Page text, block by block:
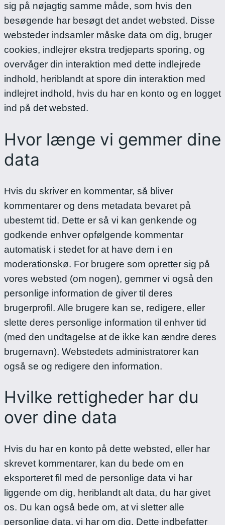
sig på nøjagtig samme måde, som hvis den
besøgende har besøgt det andet websted. Disse
websteder indsamler måske data om dig, bruger
cookies, indlejrer ekstra tredjeparts sporing, og
overvåger din interaktion med dette indlejrede
indhold, heriblandt at spore din interaktion med
indlejret indhold, hvis du har en konto og en logget
ind på det websted.
Hvor længe vi gemmer dine
data
Hvis du skriver en kommentar, så bliver
kommentarer og dens metadata bevaret på
ubestemt tid. Dette er så vi kan genkende og
godkende enhver opfølgende kommentar
automatisk i stedet for at have dem i en
moderationskø. For brugere som opretter sig på
vores websted (om nogen), gemmer vi også den
personlige information de giver til deres
brugerprofil. Alle brugere kan se, redigere, eller
slette deres personlige information til enhver tid
(med den undtagelse at de ikke kan ændre deres
brugernavn). Webstedets administratorer kan
også se og redigere den information.
Hvilke rettigheder har du
over dine data
Hvis du har en konto på dette websted, eller har
skrevet kommentarer, kan du bede om en
eksporteret fil med de personlige data vi har
liggende om dig, heriblandt alt data, du har givet
os. Du kan også bede om, at vi sletter alle
personlige data, vi har om dig. Dette indbefatter